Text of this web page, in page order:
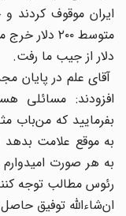
ایران موقوف کردند
متوسط ۲۰۰
دلار از جیب ما رفت.
آقای علم در پایان
افزودند: مسائلی
بفرمایید که من‌باب
به موقع علامت بدهد
به هر صورت امیدوارم
رئوس مطالب توجه
ان‌شاءالله توفیق حاصل